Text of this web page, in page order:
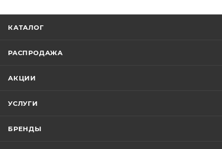
КАТАЛОГ
РАСПРОДАЖА
АКЦИИ
УСЛУГИ
БРЕНДЫ